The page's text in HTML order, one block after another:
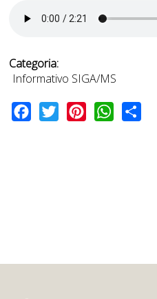
Categoria:
Informativo SIGA/MS
Facebook
Twitter PinterestWhatsApp